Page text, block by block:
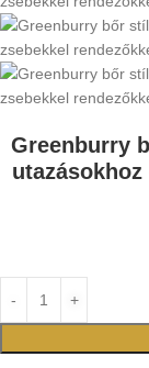
Greenburry
utazásokhoz